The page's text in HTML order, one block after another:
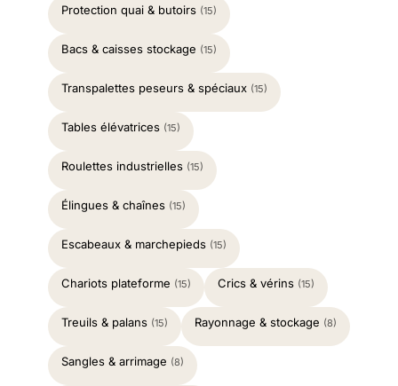
Protection quai & butoirs (15)
Bacs & caisses stockage (15)
Transpalettes peseurs & spéciaux (15)
Tables élévatrices (15)
Roulettes industrielles (15)
Élingues & chaînes (15)
Escabeaux & marchepieds (15)
Chariots plateforme (15) Crics & vérins (15)
Treuils & palans (15) Rayonnage & stockage (8)
Sangles & arrimage (8)